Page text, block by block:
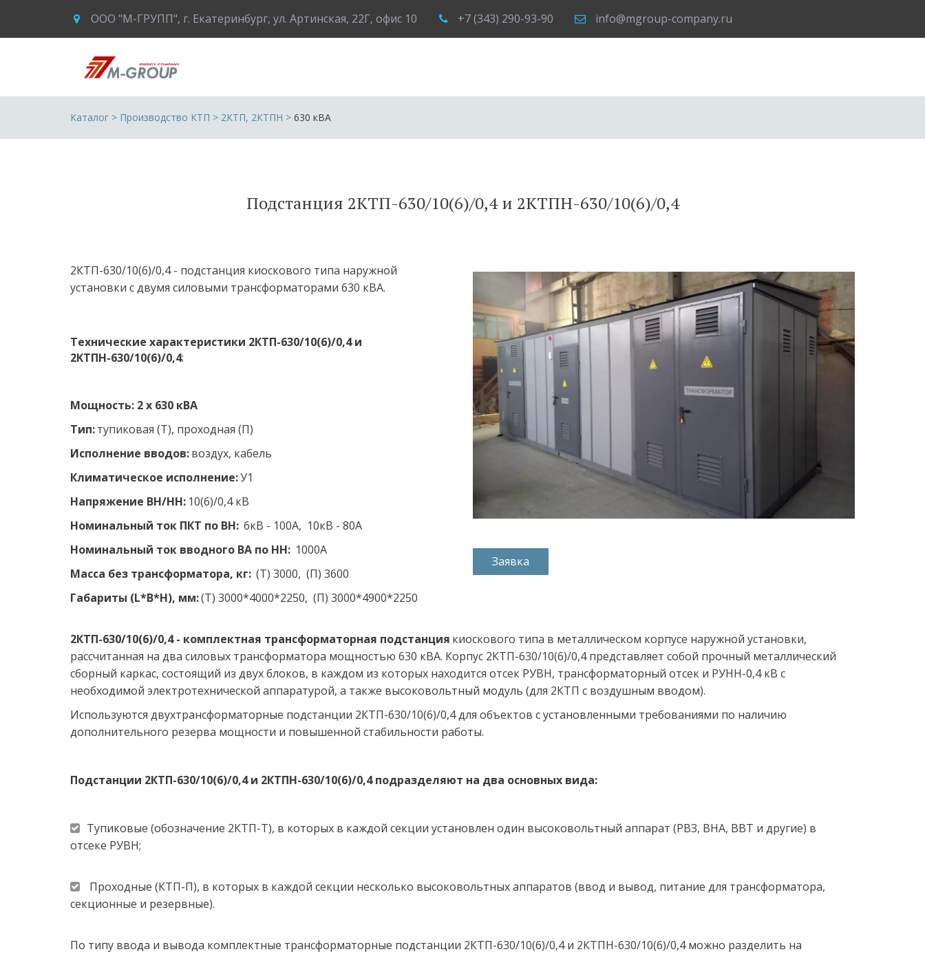
ООО "М-ГРУПП", г. Екатеринбург, ул. Артинская, 22Г, офис 10 +7 (343) 290-93-90 info@mgroup-company.ru
Каталог > Производство КТП > 2КТП, 2КТПН > 630 кВА
Подстанция 2КТП-630/10(6)/0,4 и 2КТПН-630/10(6)/0,4
2КТП-630/10(6)/0,4 - подстанция киоскового типа наружной
установки с двумя силовыми трансформаторами 630 кВА.
Технические характеристики 2КТП-630/10(6)/0,4 и
2КТПН-630/10(6)/0,4:
Мощность: 2 х 630 кВА
Тип: тупиковая (Т), проходная (П)
Исполнение вводов: воздух, кабель
Климатическое исполнение: У1
Напряжение ВН/НН: 10(6)/0,4 кВ
Номинальный ток ПКТ по ВН:
  6кВ - 100А,  10кВ - 80А
Номинальный ток вводного ВА по НН:
  1000А
Масса без трансформатора, кг:
  (Т) 3000,  (П) 3600
Габариты (L*B*H), мм: (Т) 3000*4000*2250,  (П) 3000*4900*2250
Заявка
2КТП-630/10(6)/0,4 - комплектная трансформаторная подстанция киоскового типа в металлическом корпусе наружной установки,
рассчитанная на два силовых трансформатора мощностью 630 кВА. Корпус 2КТП-630/10(6)/0,4 представляет собой прочный металлический
сборный каркас, состоящий из двух блоков, в каждом из которых находится отсек РУВН, трансформаторный отсек и РУНН-0,4 кВ с
необходимой электротехнической аппаратурой, а также высоковольтный модуль (для 2КТП с воздушным вводом).
Используются двухтрансформаторные подстанции 2КТП-630/10(6)/0,4 для объектов с установленными требованиями по наличию
дополнительного резерва мощности и повышенной стабильности работы.
Подстанции 2КТП-630/10(6)/0,4 и 2КТПН-630/10(6)/0,4 подразделяют на два основных вида:
Тупиковые (обозначение 2КТП-Т), в которых в каждой секции установлен один высоковольтный аппарат (РВЗ, ВНА, ВВТ и другие) в
отсеке РУВН;
Проходные (КТП-П), в которых в каждой секции несколько высоковольтных аппаратов (ввод и вывод, питание для трансформатора,
секционные и резервные).
По типу ввода и вывода комплектные трансформаторные подстанции 2КТП-630/10(6)/0,4 и 2КТПН-630/10(6)/0,4 можно разделить на